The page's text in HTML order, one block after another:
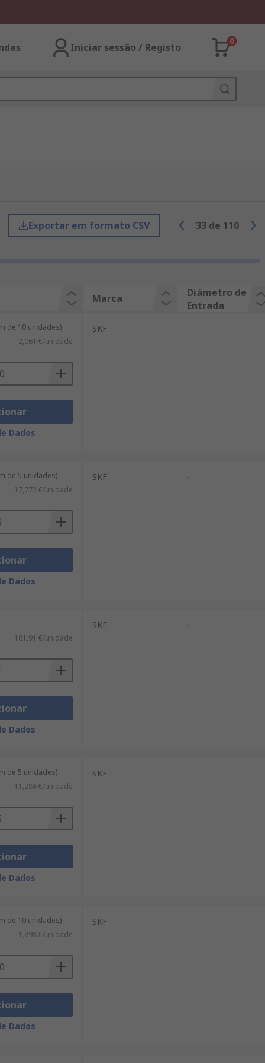
Iniciar sessão / Registo
0
Exportar em formato CSV 33 de 110
Marca
Diámetro de
Entrada
de 10 unidades)
2,061 €/unidade
Dados
SKF -
de 5 unidades)
17,772 €/unidade
Dados
SKF -
181,91 €/unidade
Dados
SKF -
de 5 unidades)
11,286 €/unidade
Dados
SKF -
de 10 unidades)
1,898 €/unidade
Dados
SKF -